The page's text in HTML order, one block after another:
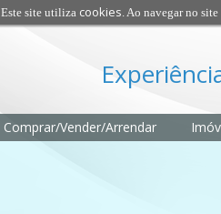
Este site utiliza cookies. Ao navegar no
Comprar/Vender/Arrendar